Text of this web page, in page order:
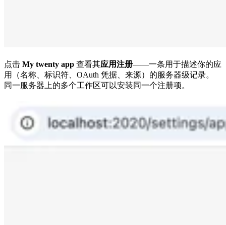
点击 My twenty app 查看其应用注册——一条用于描述你的应
用（名称、标识符、OAuth 凭据、来源）的服务器级记录。
同一服务器上的多个工作区可以安装同一个注册项。